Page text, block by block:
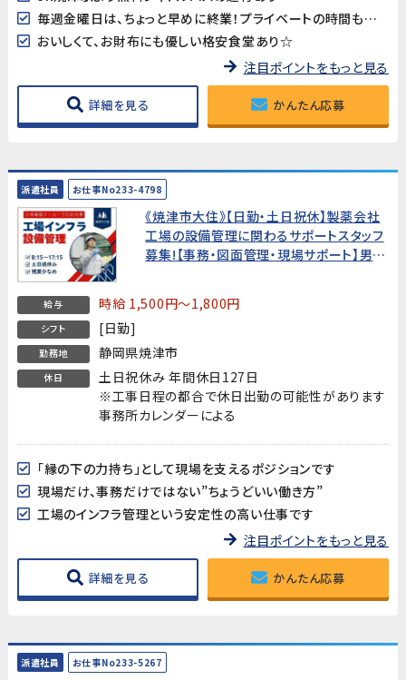
毎週金曜日は、ちょっと早めに終業！プライベートの時間も大切にできるのが嬉しい♪
おいしくて、お財布にも優しい格安食堂あり☆
注目ポイントをもっと見る
詳細を見る かんたん応募
派遣社員 お仕事No233-4798
《焼津市大住》【日勤・土日祝休】製薬会社
工場の設備管理に関わるサポートスタッフ
募集!【事務・図面管理・現場サポート】男性
給与 時給 1,500円～1,800円
シフト [日勤]
勤務地 静岡県焼津市
休日
土日祝休み 年間休日127日
※工事日程の都合で休日出勤の可能性があります
事務所カレンダーによる
「縁の下の力持ち」として現場を支えるポジションです
現場だけ、事務だけではない”ちょうどいい働き方”
工場のインフラ管理という安定性の高い仕事です
注目ポイントをもっと見る
詳細を見る かんたん応募
派遣社員 お仕事No233-5267